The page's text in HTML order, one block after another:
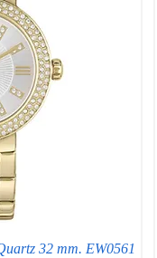
32 mm. EW0561